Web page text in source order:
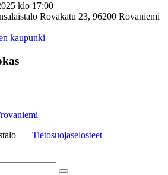
klo 17:00
Rovakatu 23, 96200 Rovaniemi
| Tietosuojaselosteet |